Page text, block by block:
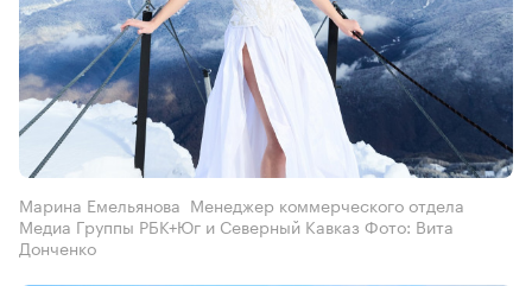
Марина Емельянова Менеджер коммерческого отдела
Медиа Группы РБК+Юг и Северный Кавказ Фото: Вита
Донченко